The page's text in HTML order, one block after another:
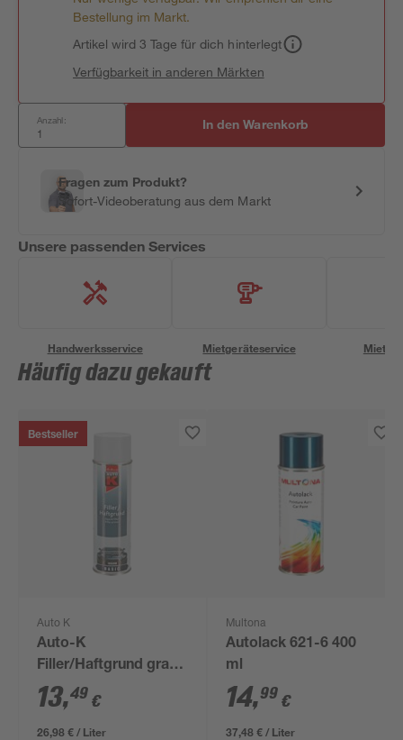
Bestellung im Markt.
Artikel wird 3 Tage für dich hinterlegt
Verfügbarkeit in anderen Märkten
Anzahl: In den Warenkorb
Fragen zum Produkt?
Sofort-Videoberatung aus dem Markt
Unsere passenden Services
Handwerksservice Mietgeräteservice
Häufig dazu gekauft
Bestseller
Auto K
Auto-K
Filler/Haftgrund grau
500 ml
13,49 €
26,98 € / Liter
Multona
Autolack 621-6 400
ml
14,99 €
37,48 € / Liter